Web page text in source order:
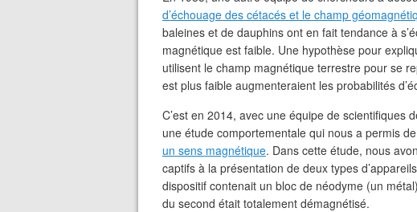
d’échouage des cétacés et le champ
baleines et de dauphins ont en fait tendance à
magnétique est faible. Une hypothèse pour
utilisent le champ magnétique terrestre pour se
est plus faible augmenteraient les probabilités
C’est en 2014, avec une équipe de scientifiques
une étude comportementale qui nous a permis
un sens magnétique. Dans cette étude, nous
captifs à la présentation de deux types
dispositif contenait un bloc de néodyme (un
du second était totalement démagnétisé.